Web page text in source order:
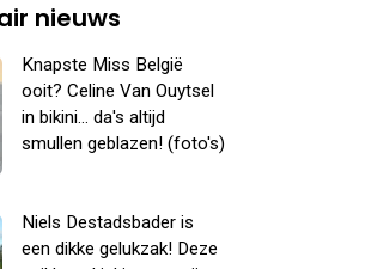
nieuws
Knapste Miss België
ooit? Celine Van Ouytsel
in bikini... da's altijd
smullen geblazen! (foto's)
Niels Destadsbader is
een dikke gelukzak! Deze